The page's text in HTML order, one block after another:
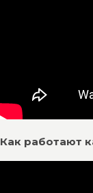
Как работают